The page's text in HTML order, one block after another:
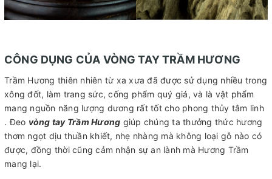
CÔNG DỤNG CỦA VÒNG TAY TRẦM HƯƠNG
Trầm Hương thiên nhiên từ xa xưa đã được sử dụng nhiều trong
xông đốt, làm trang sức, cống phẩm quý giá, và là vật phẩm
mang nguồn năng lượng dương rất tốt cho phong thủy tâm linh
. Đeo vòng tay Trầm Hương giúp chúng ta thưởng thức hương
thơm ngọt dịu thuần khiết, nhẹ nhàng mà không loại gỗ nào có
được, đồng thời cũng cảm nhận sự an lành mà Hương Trầm
mang lại.